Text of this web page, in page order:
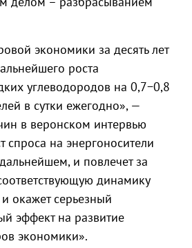
экономики за десять лет
роста
углеводородов на 0,7−0,8
в сутки ежегодно», —
в веронском интервью
спроса на энергоносители
и повлечет за
динамику
окажет серьезный
эффект на развитие
экономики».